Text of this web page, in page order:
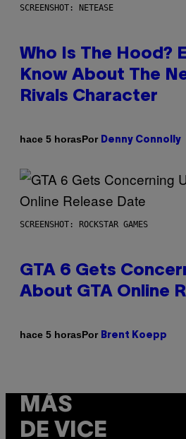
SCREENSHOT: NETEASE
Who Is The Hood?
Know About The
Rivals Character
hace 5 horasPor Denny Connolly
SCREENSHOT: ROCKSTAR GAMES
GTA 6 Gets
About GTA Online
hace 5 horasPor Brent Koepp
MÁS
DE VICE